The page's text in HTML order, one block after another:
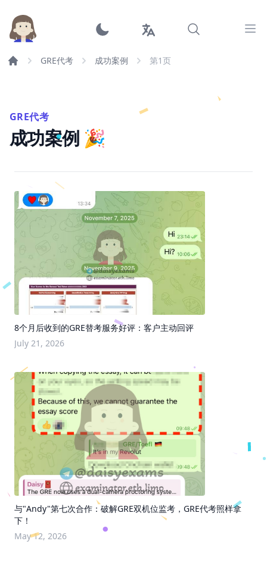
GRE代考 成功案例 第1页
GRE代考
成功案例 🎉
8个月后收到的GRE替考服务好评：客户主动回评
July 21, 2026
与"Andy"第七次合作：破解GRE双机位监考，GRE代考照样拿
下！
May 12, 2026